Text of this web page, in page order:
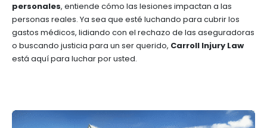
personales, entiende cómo las lesiones impactan a las
personas reales. Ya sea que esté luchando para cubrir los
gastos médicos, lidiando con el rechazo de las aseguradoras
o buscando justicia para un ser querido, Carroll Injury Law
está aquí para luchar por usted.